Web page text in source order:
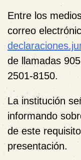
Entre los
correo
de llamadas
2501-8150.
La institución
informando
de este
presentación.